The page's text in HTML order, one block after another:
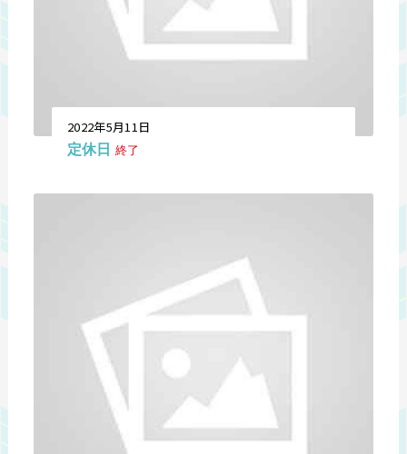
2022年5月11日
定休日 終了